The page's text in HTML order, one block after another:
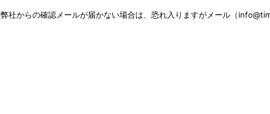
からの確認メールが届かない場合は、恐れ入りますがメール（